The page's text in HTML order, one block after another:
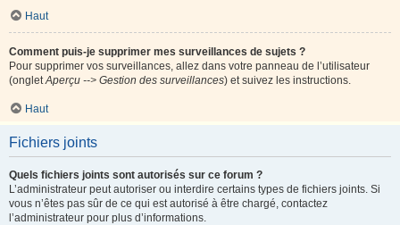
Haut
Comment puis-je supprimer mes surveillances de sujets ?
Pour supprimer vos surveillances, allez dans votre panneau de l’utilisateur
(ongletAperçu --> Gestion des surveillances) et suivez les instructions.
Haut
Fichiers joints
Quels fichiers joints sont autorisés sur ce forum ?
L’administrateur peut autoriser ou interdire certains types de fichiers joints. Si
vous n’êtes pas sûr de ce qui est autorisé à être chargé, contactez
l’administrateur pour plus d’informations.